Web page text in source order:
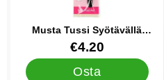
Musta Tussi Syötävällä
Musteella
Tuote.nro 14899
€4.20
Osta